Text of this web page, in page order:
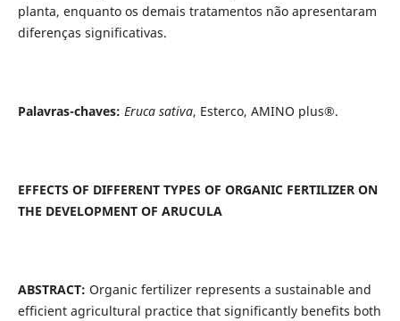
planta, enquanto os demais tratamentos não apresentaram
diferenças significativas.
Palavras-chaves: Eruca sativa, Esterco, AMINO plus®.
EFFECTS OF DIFFERENT TYPES OF ORGANIC FERTILIZER ON
THE DEVELOPMENT OF ARUCULA
ABSTRACT: Organic fertilizer represents a sustainable and
efficient agricultural practice that significantly benefits both